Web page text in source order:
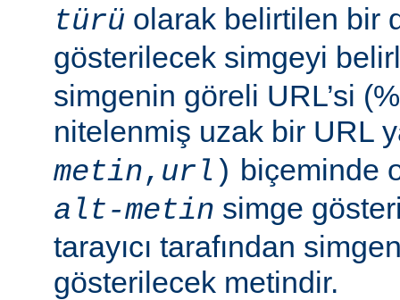
türü olarak belirtilen bir
gösterilecek simgeyi
simgenin göreli URL’si
nitelenmiş uzak bir URL
metin, url ) biçeminde
alt-metin simge
tarayıcı tarafından
gösterilecek metindir.